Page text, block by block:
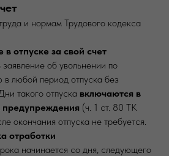
и нормам Трудового кодекса
отпуске за свой счет
об увольнении по
любой период отпуска без
такого отпуска включаются в
предупреждения (ч. 1 ст. 80 ТК
окончания отпуска не требуется.
отработки
начинается со дня, следующего